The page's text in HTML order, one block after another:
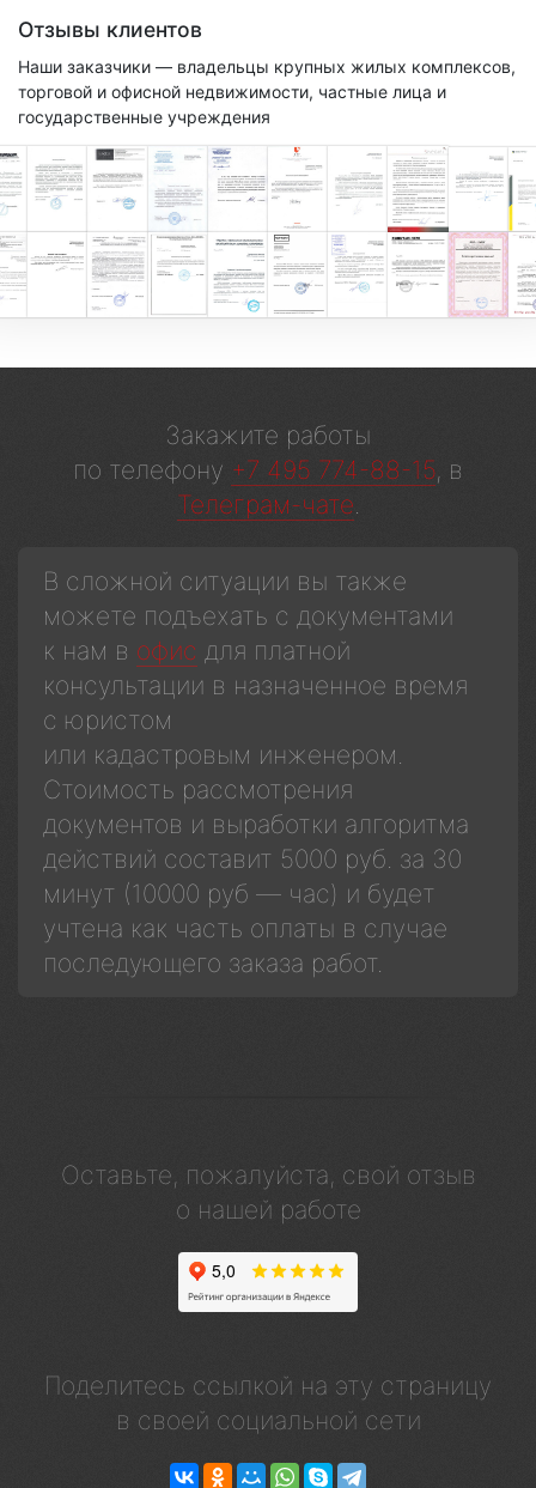
Отзывы клиентов
Наши заказчики — владельцы крупных жилых комплексов,
торговой и офисной недвижимости, частные лица и
государственные учреждения
Закажите работы
по телефону +7 495 774-88-15, в
Телеграм-чате
В сложной ситуации вы также
можете подъехать с документами
к нам в офис для платной
консультации в назначенное время
с юристом
или кадастровым инженером.
Стоимость рассмотрения
документов и выработки алгоритма
действий составит 5000 руб. за 30
минут (10000 руб — час) и будет
учтена как часть оплаты в случае
последующего заказа работ.
Оставьте, пожалуйста, свой отзыв
о нашей работе
Поделитесь ссылкой на эту страницу
в своей социальной сети